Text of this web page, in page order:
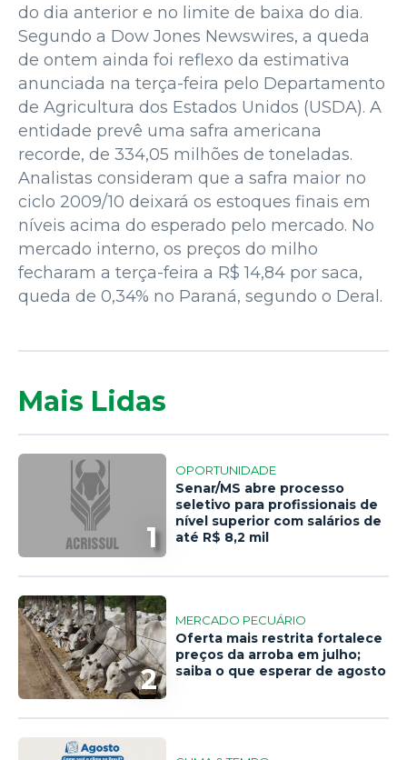
do dia anterior e no limite de baixa do dia.
Segundo a Dow Jones Newswires, a queda
de ontem ainda foi reflexo da estimativa
anunciada na terça-feira pelo Departamento
de Agricultura dos Estados Unidos (USDA). A
entidade prevê uma safra americana
recorde, de 334,05 milhões de toneladas.
Analistas consideram que a safra maior no
ciclo 2009/10 deixará os estoques finais em
níveis acima do esperado pelo mercado. No
mercado interno, os preços do milho
fecharam a terça-feira a R$ 14,84 por saca,
queda de 0,34% no Paraná, segundo o Deral.
Mais Lidas
1
OPORTUNIDADE
Senar/MS abre processo
seletivo para profissionais de
nível superior com salários de
até R$ 8,2 mil
2
MERCADO PECUÁRIO
Oferta mais restrita fortalece
preços da arroba em julho;
saiba o que esperar de agosto